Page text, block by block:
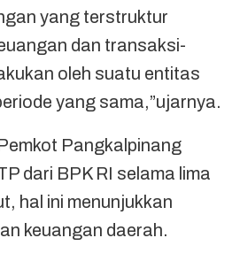
yang terstruktur
dan transaksi-
oleh suatu entitas
yang sama,”ujarnya.
Pangkalpinang
dari BPK RI selama lima
hal ini menunjukkan
keuangan daerah.